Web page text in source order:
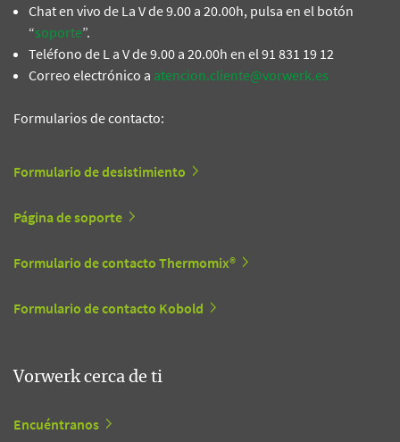
Chat en vivo de La V de 9.00 a 20.00h, pulsa en el botón
“soporte”.
Teléfono de L a V de 9.00 a 20.00h en el 91 831 19 12
Correo electrónico a atencion.cliente@vorwerk.es
Formularios de contacto:
Formulario de desistimiento
Página de soporte
Formulario de contacto Thermomix®
Formulario de contacto Kobold
Vorwerk cerca de ti
Encuéntranos